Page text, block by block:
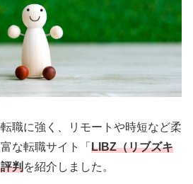
職に強く、リモートや時短など柔
な転職サイト「 LIBZ（リブズキ
判 を紹介しました。